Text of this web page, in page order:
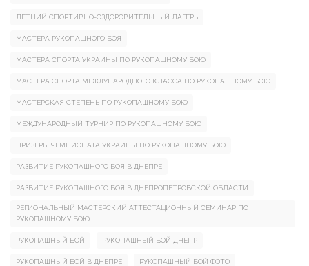
ЛЕТНИЙ СПОРТИВНО-ОЗДОРОВИТЕЛЬНЫЙ ЛАГЕРЬ
МАСТЕРА РУКОПАШНОГО БОЯ
МАСТЕРА СПОРТА УКРАИНЫ ПО РУКОПАШНОМУ БОЮ
МАСТЕРА СПОРТА МЕЖДУНАРОДНОГО КЛАССА ПО РУКОПАШНОМУ БОЮ
МАСТЕРСКАЯ СТЕПЕНЬ ПО РУКОПАШНОМУ БОЮ
МЕЖДУНАРОДНЫЙ ТУРНИР ПО РУКОПАШНОМУ БОЮ
ПРИЗЕРЫ ЧЕМПИОНАТА УКРАИНЫ ПО РУКОПАШНОМУ БОЮ
РАЗВИТИЕ РУКОПАШНОГО БОЯ В ДНЕПРЕ
РАЗВИТИЕ РУКОПАШНОГО БОЯ В ДНЕПРОПЕТРОВСКОЙ ОБЛАСТИ
РЕГИОНАЛЬНЫЙ МАСТЕРСКИЙ АТТЕСТАЦИОННЫЙ СЕМИНАР ПО
РУКОПАШНОМУ БОЮ
РУКОПАШНЫЙ БОЙ РУКОПАШНЫЙ БОЙ ДНЕПР
РУКОПАШНЫЙ БОЙ В ДНЕПРЕ РУКОПАШНЫЙ БОЙ ФОТО